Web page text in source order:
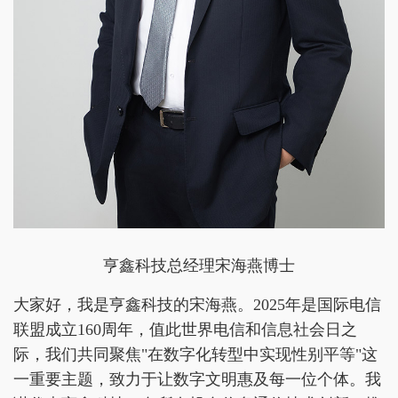
亨鑫科技总经理宋海燕博士
大家好，我是亨鑫科技的宋海燕。2025年是国际电信
联盟成立160周年，值此世界电信和信息社会日之
际，我们共同聚焦"在数字化转型中实现性别平等"这
一重要主题，致力于让数字文明惠及每一位个体。我